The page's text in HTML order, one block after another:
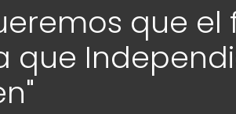
que el
que